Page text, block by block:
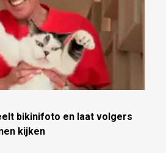
bikinifoto en laat volgers
kijken